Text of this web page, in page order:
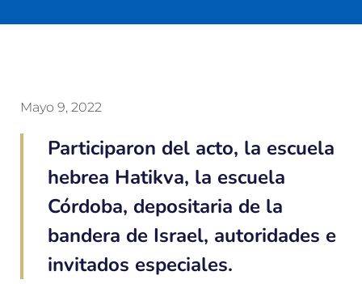
Mayo 9, 2022
Participaron del acto, la escuela
hebrea Hatikva, la escuela
Córdoba, depositaria de la
bandera de Israel, autoridades e
invitados especiales.